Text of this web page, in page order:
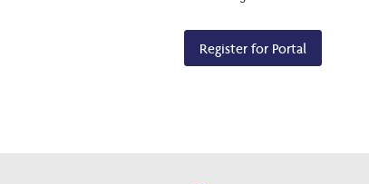
Register for Portal